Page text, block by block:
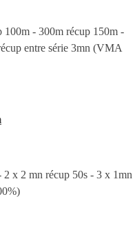
100m - 300m récup 150m -
entre série 3mn (VMA
x 2 mn récup 50s - 3 x 1mn